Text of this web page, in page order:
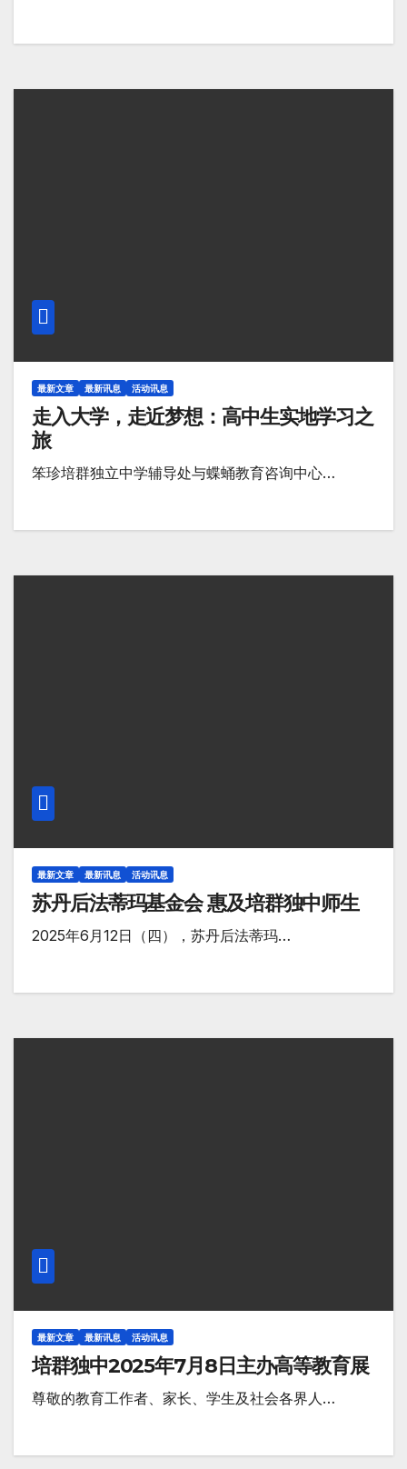
最新文章 最新讯息 活动讯息
走入大学，走近梦想：高中生实地学习之
旅
笨珍培群独立中学辅导处与蝶蛹教育咨询中心…
最新文章 最新讯息 活动讯息
苏丹后法蒂玛基金会 惠及培群独中师生
2025年6月12日（四），苏丹后法蒂玛…
最新文章 最新讯息 活动讯息
培群独中2025年7月8日主办高等教育展
尊敬的教育工作者、家长、学生及社会各界人…